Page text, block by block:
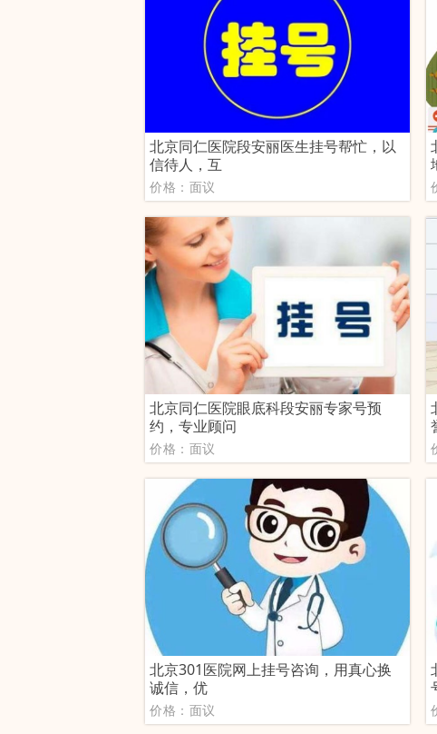
北京同仁医院段安丽医生挂号帮忙，以
信待人，互
价格：面议
北京同仁医院眼底科段安丽专家号预
约，专业顾问
价格：面议
北京301医院网上挂号咨询，用真心换
诚信，优
价格：面议